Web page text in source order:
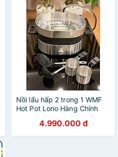
Nồi lẩu hấp 2 trong 1 WMF
Hot Pot Lono Hàng Chính
4.990.000 đ